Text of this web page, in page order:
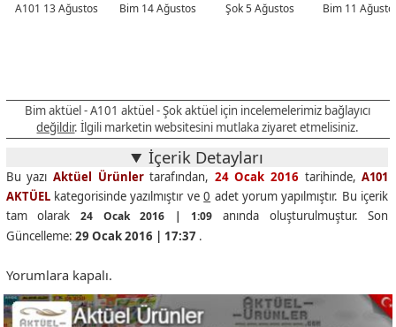
A101 13 Ağustos Bim 14 Ağustos Şok 5 Ağustos Bim 11
Bim aktüel - A101 aktüel - Şok aktüel için incelemelerimiz bağlayıcı
değildir. İlgili marketin websitesini mutlaka ziyaret etmelisiniz.
İçerik Detayları
Bu yazı Aktüel Ürünlertarafından, 24 Ocak 2016 tarihinde,A101
AKTÜELkategorisinde yazılmıştır ve0 adet yorum yapılmıştır. Bu içerik
tam olarak 24 Ocak 2016 | 1:09 anında oluşturulmuştur. Son
Güncelleme: 29 Ocak 2016 | 17:37 .
Yorumlara kapalı.